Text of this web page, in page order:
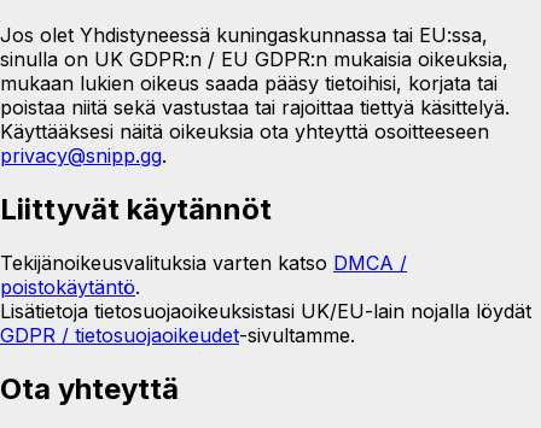
Jos olet Yhdistyneessä kuningaskunnassa tai EU:ssa,
sinulla on UK GDPR:n / EU GDPR:n mukaisia oikeuksia,
mukaan lukien oikeus saada pääsy tietoihisi, korjata tai
poistaa niitä sekä vastustaa tai rajoittaa tiettyä käsittelyä.
Käyttääksesi näitä oikeuksia ota yhteyttä osoitteeseen
privacy@snipp.gg.
Liittyvät käytännöt
Tekijänoikeusvalituksia varten katso DMCA /
poistokäytäntö.
Lisätietoja tietosuojaoikeuksistasi UK/EU-lain nojalla löydät
GDPR / tietosuojaoikeudet-sivultamme.
Ota yhteyttä